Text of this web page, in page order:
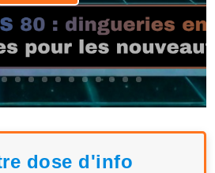
dose d'info